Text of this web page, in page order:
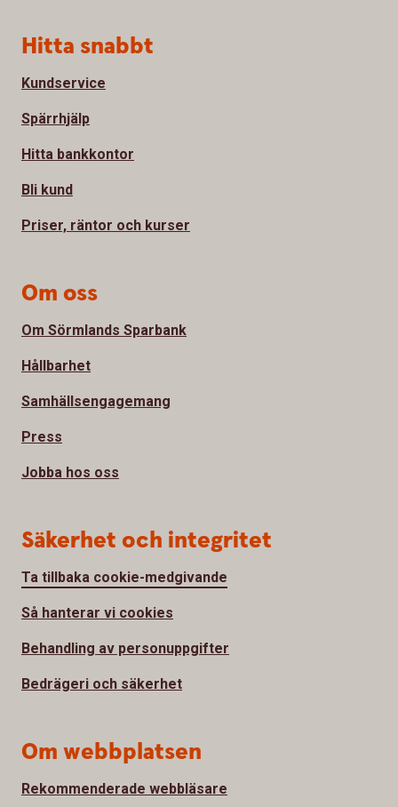
Sidfot
Hitta snabbt
Kundservice
Spärrhjälp
Hitta bankkontor
Bli kund
Priser, räntor och kurser
Om oss
Om Sörmlands Sparbank
Hållbarhet
Samhällsengagemang
Press
Jobba hos oss
Säkerhet och integritet
Ta tillbaka cookie-medgivande
Så hanterar vi cookies
Behandling av personuppgifter
Bedrägeri och säkerhet
Om webbplatsen
Rekommenderade webbläsare